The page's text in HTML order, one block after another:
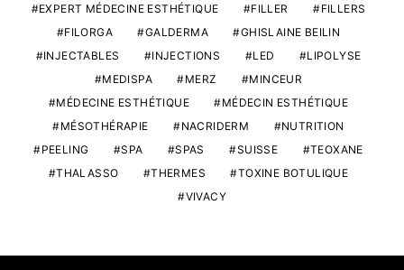
EXPERT MÉDECINE ESTHÉTIQUE
FILLER
FILLERS
FILORGA
GALDERMA
GHISLAINE BEILIN
INJECTABLES
INJECTIONS LED
LIPOLYSE
MEDISPA
MERZ
MINCEUR
MÉDECINE ESTHÉTIQUE
MÉDECIN ESTHÉTIQUE
MÉSOTHÉRAPIE
NACRIDERM
NUTRITION
PEELING
SPA SPAS SUISSE
TEOXANE
THALASSO
THERMES
TOXINE BOTULIQUE
VIVACY